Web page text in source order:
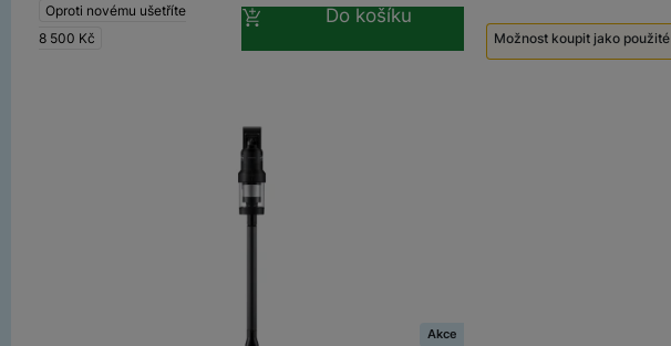
Oproti novému ušetříte
8 500 Kč
Do košíku
Možnost koupit jako použité
Akce